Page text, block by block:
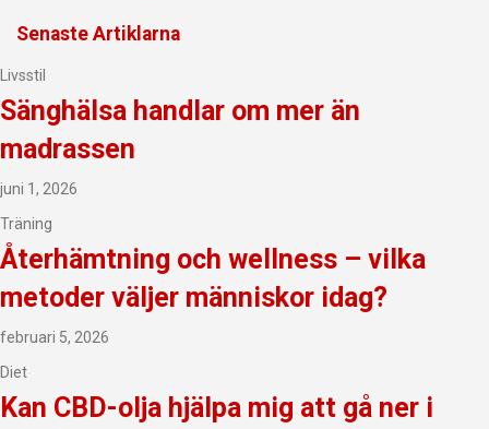
Senaste Artiklarna
Livsstil
Sänghälsa handlar om mer än
madrassen
juni 1, 2026
Träning
Återhämtning och wellness – vilka
metoder väljer människor idag?
februari 5, 2026
Diet
Kan CBD-olja hjälpa mig att gå ner i